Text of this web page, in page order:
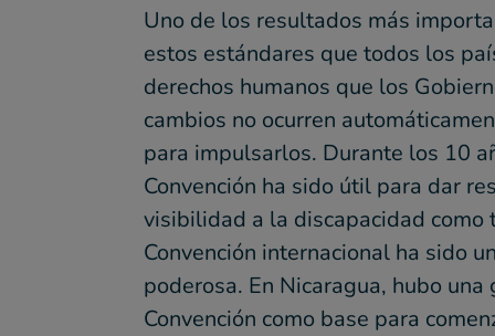
Uno de los resultados más
estos estándares que todos los
derechos humanos que los
cambios no ocurren
para impulsarlos. Durante los 10
Convención ha sido útil para dar
visibilidad a la discapacidad como
Convención internacional ha sido
poderosa. En Nicaragua, hubo
Convención como base para